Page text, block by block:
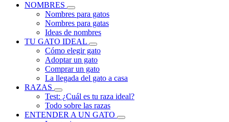
NOMBRES
Nombres para gatos
Nombres para gatas
Ideas de nombres
TU GATO IDEAL
Cómo elegir gato
Adoptar un gato
Comprar un gato
La llegada del gato a casa
RAZAS
Test: ¿Cuál es tu raza ideal?
Todo sobre las razas
ENTENDER A UN GATO